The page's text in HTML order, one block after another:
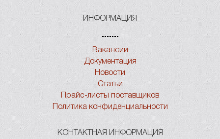
ИНФОРМАЦИЯ
Вакансии
Документация
Новости
Статьи
Прайс-листы поставщиков
Политика конфиденциальности
КОНТАКТНАЯ ИНФОРМАЦИЯ